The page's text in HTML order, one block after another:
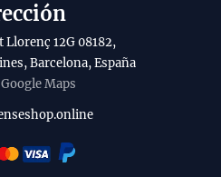
Llorenç 12G 08182,
Barcelona, España
Google Maps